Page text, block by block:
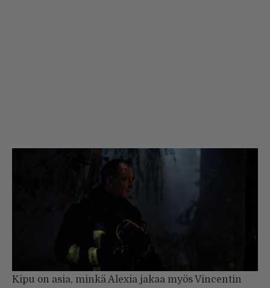
Kipu on asia, minkä Alexia jakaa myös Vincentin